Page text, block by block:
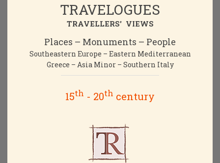
TRAVELOGUES
TRAVELLERS' VIEWS
Places – Monuments – People
Southeastern Europe – Eastern Mediterranean
Greece – Asia Minor – Southern Italy
15th - 20th century